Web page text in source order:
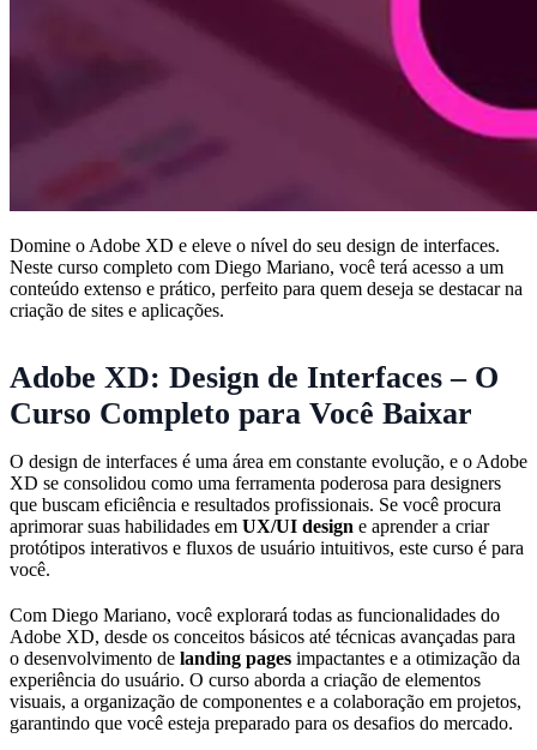
Domine o Adobe XD e eleve o nível do seu design de interfaces.
Neste curso completo com Diego Mariano, você terá acesso a um
conteúdo extenso e prático, perfeito para quem deseja se destacar na
criação de sites e aplicações.
Adobe XD: Design de Interfaces – O
Curso Completo para Você Baixar
O design de interfaces é uma área em constante evolução, e o Adobe
XD se consolidou como uma ferramenta poderosa para designers
que buscam eficiência e resultados profissionais. Se você procura
aprimorar suas habilidades em UX/UI design e aprender a criar
protótipos interativos e fluxos de usuário intuitivos, este curso é para
você.
Com Diego Mariano, você explorará todas as funcionalidades do
Adobe XD, desde os conceitos básicos até técnicas avançadas para
o desenvolvimento de landing pages impactantes e a otimização da
experiência do usuário. O curso aborda a criação de elementos
visuais, a organização de componentes e a colaboração em projetos,
garantindo que você esteja preparado para os desafios do mercado.